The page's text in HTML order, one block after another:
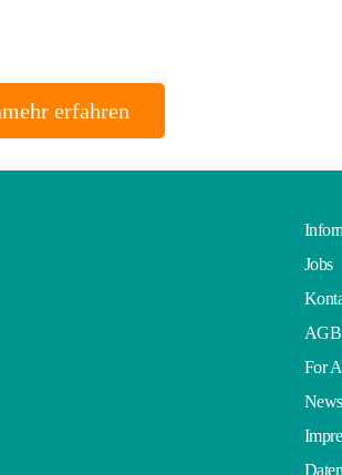
erfahren
Jobs
AGB
For